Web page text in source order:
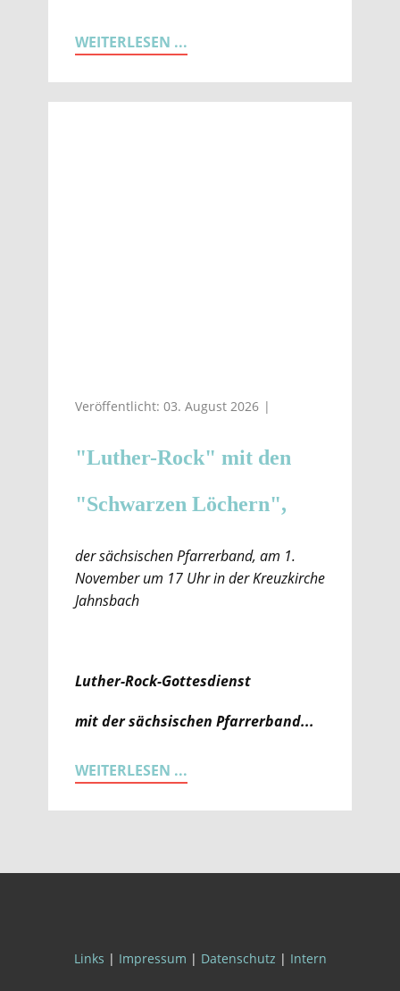
WEITERLESEN ...
Veröffentlicht: 03. August 2026
"Luther-Rock" mit den
"Schwarzen Löchern",
der sächsischen Pfarrerband, am 1.
November um 17 Uhr in der Kreuzkirche
Jahnsbach
Luther-Rock-Gottesdienst
mit der sächsischen Pfarrerband...
WEITERLESEN ...
Links | Impressum | Datenschutz | Intern